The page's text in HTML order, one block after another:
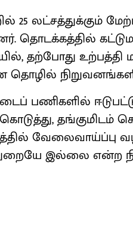
25 லட்​சத்​துக்​கும்
தொடக்​கத்​தில்
தற்​போது உற்​பத்தி
தொழில்
பணி​களில்
வேலை​வாய்ப்பு
இல்லை என்ற